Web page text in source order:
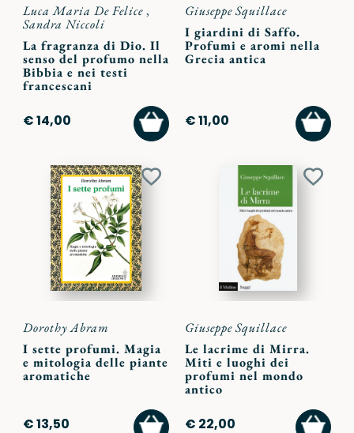
Luca Maria De Felice,
Sandra Niccoli
La fragranza di Dio. Il
senso del profumo nella
Bibbia e nei testi
francescani
€ 14,00
AGGIUNGI
AL
CARRELLO
Giuseppe Squillace
I giardini di Saffo.
Profumi e aromi nella
Grecia antica
€ 11,00
AL
Aggiungi
Dorothy Abram
I sette profumi. Magia
e mitologia delle piante
aromatiche
€ 13,50
AGGIUNGI
Giuseppe Squillace
Le lacrime di Mirra.
Miti e luoghi dei
profumi nel mondo
antico
€ 22,00